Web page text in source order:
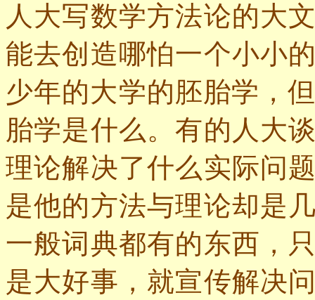
人大写数学方法论的大
能去创造哪怕一个小小
少年的大学的胚胎学，
胎学是什么。有的人大
理论解决了什么实际问
是他的方法与理论却是
一般词典都有的东西，
是大好事，就宣传解决